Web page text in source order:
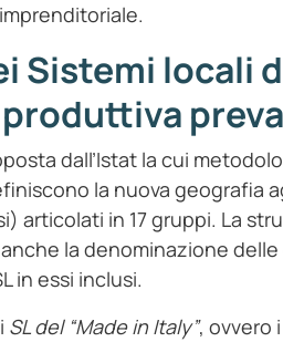
Sistemi locali
dall’Istat la cui
la nuova geografia
articolati in 17 gruppi. La
la denominazione
in essi inclusi.
SL del “Made in Italy”, ovvero